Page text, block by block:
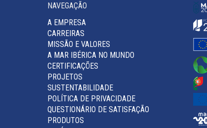
NAVEGAÇÃO
A EMPRESA
CARREIRAS
MISSÃO E VALORES
A MAR IBÉRICA NO MUNDO
CERTIFICAÇÕES
PROJETOS
SUSTENTABILIDADE
POLÍTICA DE PRIVACIDADE
QUESTIONÁRIO DE SATISFAÇÃO
PRODUTOS